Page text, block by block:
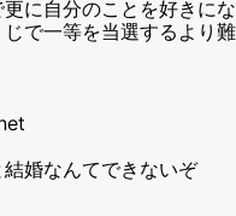
に自分のことを好きにな
で一等を当選するより難
婚なんてできないぞ